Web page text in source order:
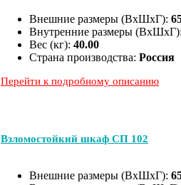
Внешние размеры (ВхШхГ):
Внутренние размеры
Вес (кг): 40.00
Страна производства: Россия
Перейти к подробному описанию
Взломостойкий шкаф СП 102
Внешние размеры (ВхШхГ):